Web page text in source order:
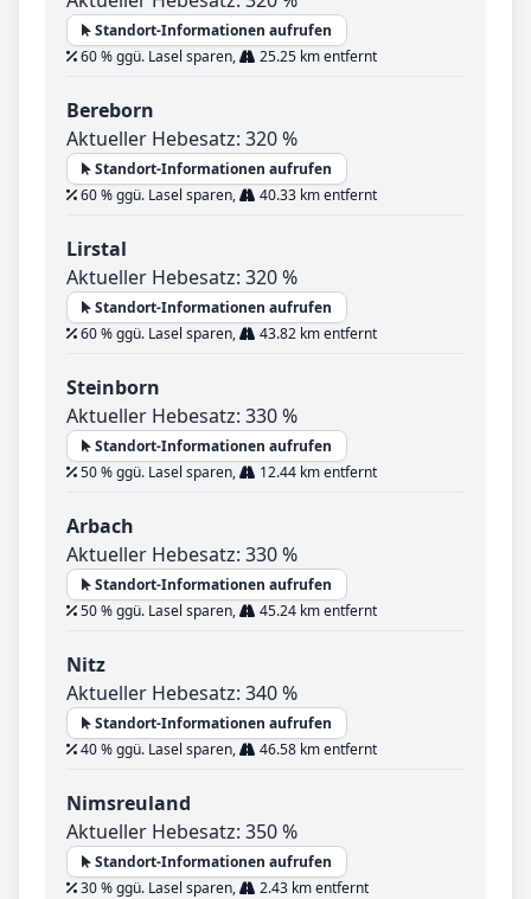
Standort-Informationen aufrufen
60 % ggü. Lasel sparen,
25.25 km entfernt
Bereborn
Aktueller Hebesatz: 320 %
Standort-Informationen aufrufen
60 % ggü. Lasel sparen,
40.33 km entfernt
Lirstal
Aktueller Hebesatz: 320 %
Standort-Informationen aufrufen
60 % ggü. Lasel sparen,
43.82 km entfernt
Steinborn
Aktueller Hebesatz: 330 %
Standort-Informationen aufrufen
50 % ggü. Lasel sparen,
12.44 km entfernt
Arbach
Aktueller Hebesatz: 330 %
Standort-Informationen aufrufen
50 % ggü. Lasel sparen,
45.24 km entfernt
Nitz
Aktueller Hebesatz: 340 %
Standort-Informationen aufrufen
40 % ggü. Lasel sparen,
46.58 km entfernt
Nimsreuland
Aktueller Hebesatz: 350 %
Standort-Informationen aufrufen
30 % ggü. Lasel sparen,
2.43 km entfernt